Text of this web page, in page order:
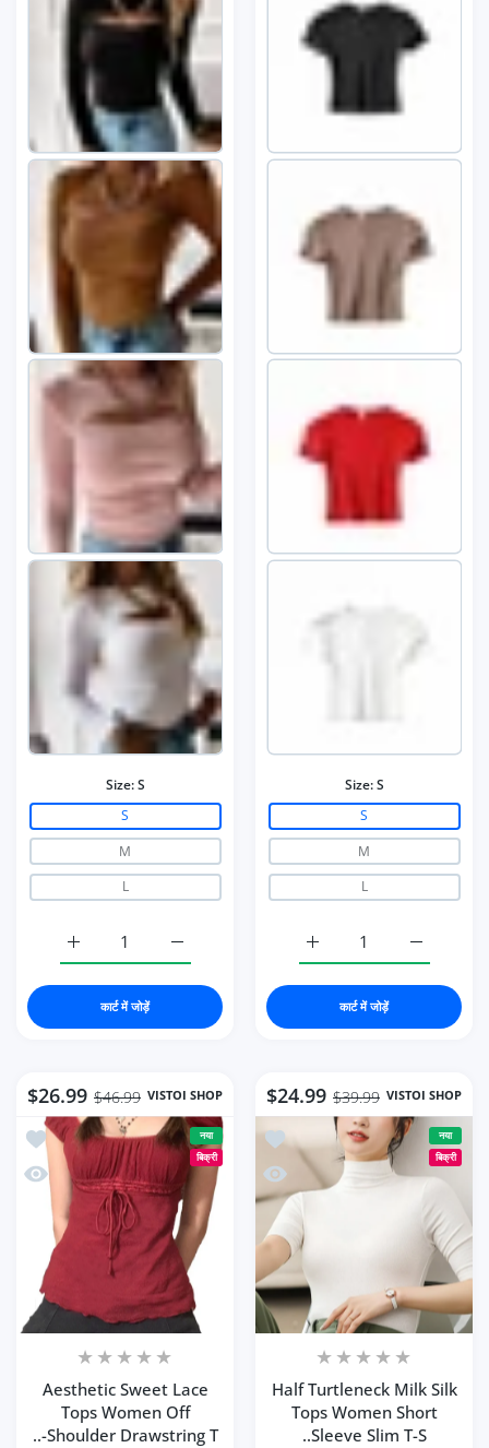
Size:S
S
M
L
Slim Fit t-shirt Beige / S के लिए मात्रा बढ़ाएँ
Woman Slim Fit t-shirt Beige / S के लिए मात्रा बढ़ाएँ
कार्ट में जोड़ें
Size:S
S
M
L
बढ़ाएँ
/ S के लिए मात्रा बढ़ाएँ
कार्ट में जोड़ें
VISTOI SHOP
$24.99 $39.99
नया
बिक्री
Women Short Sleeve Slim T-Shirt
Women Short Sleeve Slim T-Shirt
Half Turtleneck Milk Silk
Tops Women Short
Sleeve Slim T-S..
VISTOI SHOP
$26.99 $46.99
नया
बिक्री
shirt
shirt
Aesthetic Sweet Lace
Tops Women Off
Shoulder Drawstring T-..